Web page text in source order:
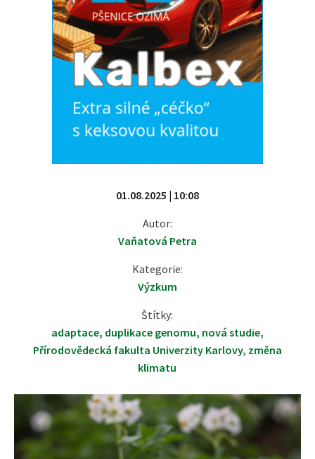
01.08.2025 | 10:08
Autor:
Vaňatová Petra
Kategorie:
Výzkum
Štítky:
adaptace, duplikace genomu, nová studie,
Přírodovědecká fakulta Univerzity Karlovy, změna
klimatu